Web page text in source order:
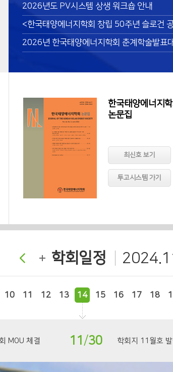
2026년도 PV시스템 상생 워크숍 안내
한국태양에너지학
논문집
최신호 보기
투고시스템 가기
학회일정
10 11 12 13 14 15 16 17 18
MOU 체결 11 /30 학회지 11월호